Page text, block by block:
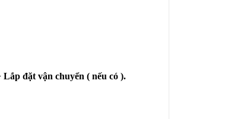
Lắp đặt vận chuyển ( nếu có ).